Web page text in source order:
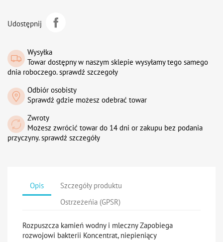
Udostępnij
Wysyłka
Towar dostępny w naszym sklepie wysyłamy tego samego
dnia roboczego. sprawdź szczegoły
Odbiór osobisty
Sprawdź gdzie możesz odebrać towar
Zwroty
Możesz zwrócić towar do 14 dni or zakupu bez podania
przyczyny. sprawdź szczegóły
Opis
Szczegóły produktu
Ostrzeżeńia (GPSR)
Rozpuszcza kamień wodny i mleczny Zapobiega
rozwojowi bakterii Koncentrat, niepieniący